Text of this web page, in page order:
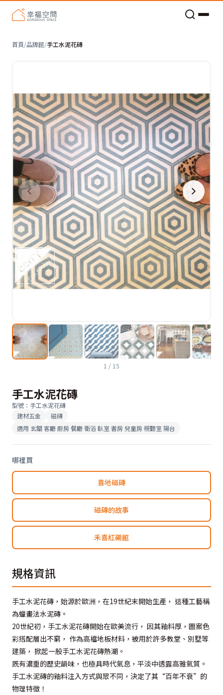
首頁/品牌館/手工水泥花磚
1 / 15
手工水泥花磚
型號 ： 手工水泥花磚
建材五金
磁磚
適用 玄關 客廳 廚房 餐廳 衛浴 臥室 書房 兒童房 視聽室 陽台
哪裡買
喜地磁磚
磁磚的故事
禾喜紅磡館
規格資訊
手工水泥花磚，始源於歐洲，在19世紀末開始生產， 這種工藝稱
為蠟畫法水泥磚。
20世紀初，手工水泥花磚開始在歐美流行， 因其釉料厚，圖案色
彩搭配層出不窮， 作為高檔地板材料，被用於許多教堂、別墅等
建築， 掀起一股手工水泥花磚熱潮。
既有濃重的歷史韻味，也極具時代氣息，平淡中透露高雅氣質。
手工水泥磚的釉料注入方式與眾不同，決定了其“百年不衰”的
物理特徵！